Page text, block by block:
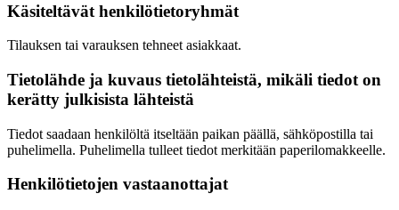
Käsiteltävät henkilötietoryhmät
Tilauksen tai varauksen tehneet asiakkaat.
Tietolähde ja kuvaus tietolähteistä, mikäli tiedot on
kerätty julkisista lähteistä
Tiedot saadaan henkilöltä itseltään paikan päällä, sähköpostilla tai
puhelimella. Puhelimella tulleet tiedot merkitään paperilomakkeelle.
Henkilötietojen vastaanottajat